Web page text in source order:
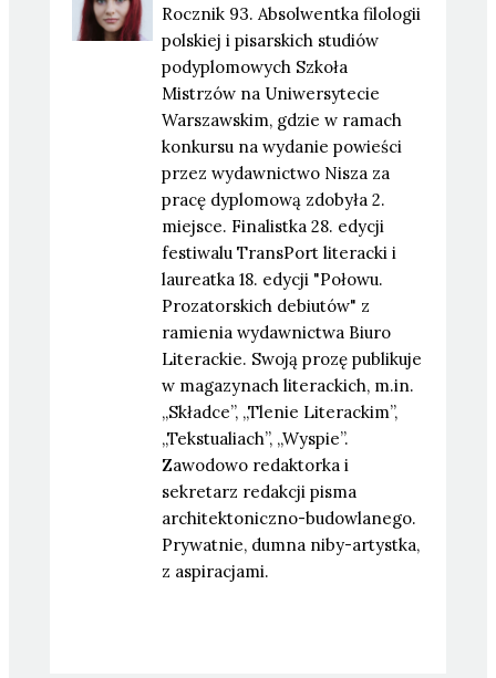
Rocznik 93. Absolwentka filologii
polskiej i pisarskich studiów
podyplomowych Szkoła
Mistrzów na Uniwersytecie
Warszawskim, gdzie w ramach
konkursu na wydanie powieści
przez wydawnictwo Nisza za
pracę dyplomową zdobyła 2.
miejsce. Finalistka 28. edycji
festiwalu TransPort literacki i
laureatka 18. edycji "Połowu.
Prozatorskich debiutów" z
ramienia wydawnictwa Biuro
Literackie. Swoją prozę publikuje
w magazynach literackich, m.in.
„Składce”, „Tlenie Literackim”,
„Tekstualiach”, „Wyspie”.
Zawodowo redaktorka i
sekretarz redakcji pisma
architektoniczno-budowlanego.
Prywatnie, dumna niby-artystka,
z aspiracjami.